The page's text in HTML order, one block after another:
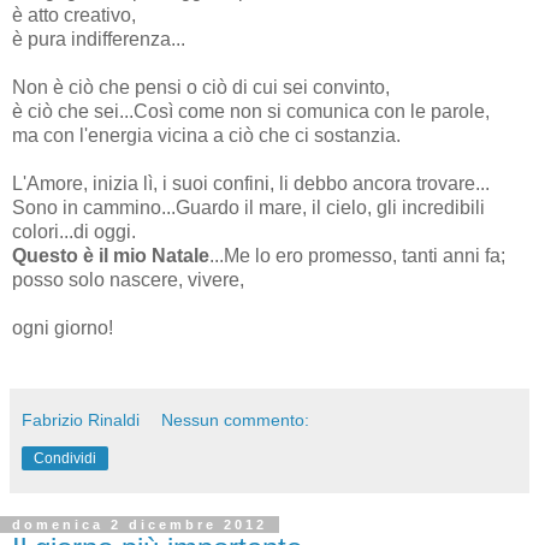
è atto creativo,
è pura indifferenza...
Non è ciò che pensi o ciò di cui sei convinto,
è ciò che sei...Così come non si comunica con le parole,
ma con l'energia vicina a ciò che ci sostanzia.
L'Amore, inizia lì, i suoi confini, li debbo ancora trovare...
Sono in cammino...Guardo il mare, il cielo, gli incredibili
colori...di oggi.
Questo è il mio Natale...Me lo ero promesso, tanti anni fa;
posso solo nascere, vivere,
ogni giorno!
Fabrizio Rinaldi Nessun commento:
Condividi
domenica 2 dicembre 2012